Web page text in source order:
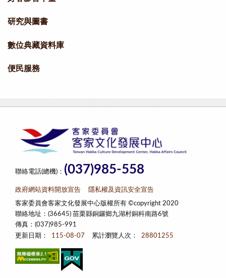
研究與圖書
數位典藏資料庫
便民服務
聯絡電話(總機)： (037)985-558
政府網站資料開放宣告 隱私權及資訊安全宣告
客家委員會客家文化發展中心版權所有 ©copyright 2020
聯絡地址：(36645) 苗栗縣銅鑼鄉九湖村銅科南路6號
傳真：(037)985-991
更新日期：
115-08-07 累計瀏覽人次： 28801255